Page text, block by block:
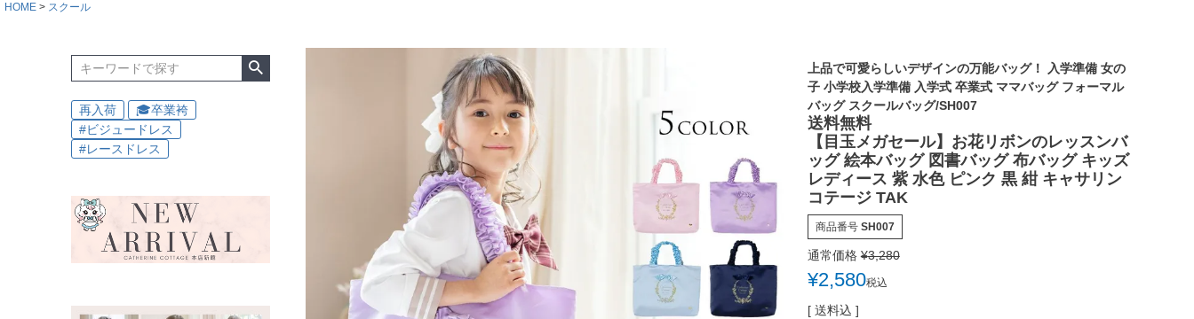
HOME スクール
再入荷
🎓卒業袴
#ビジュードレス
#レースドレス
上品で可愛らしいデザインの万能バッグ！ 入学準備 女の
子 小学校入学準備 入学式 卒業式 ママバッグ フォーマル
バッグ スクールバッグ/SH007
送料無料
【目玉メガセール】お花リボンのレッスンバ
ッグ 絵本バッグ 図書バッグ 布バッグ キッズ
レディース 紫 水色 ピンク 黒 紺 キャサリン
コテージ TAK
商品番号 SH007
通常価格 ¥3,280
¥2,580税込
送料込